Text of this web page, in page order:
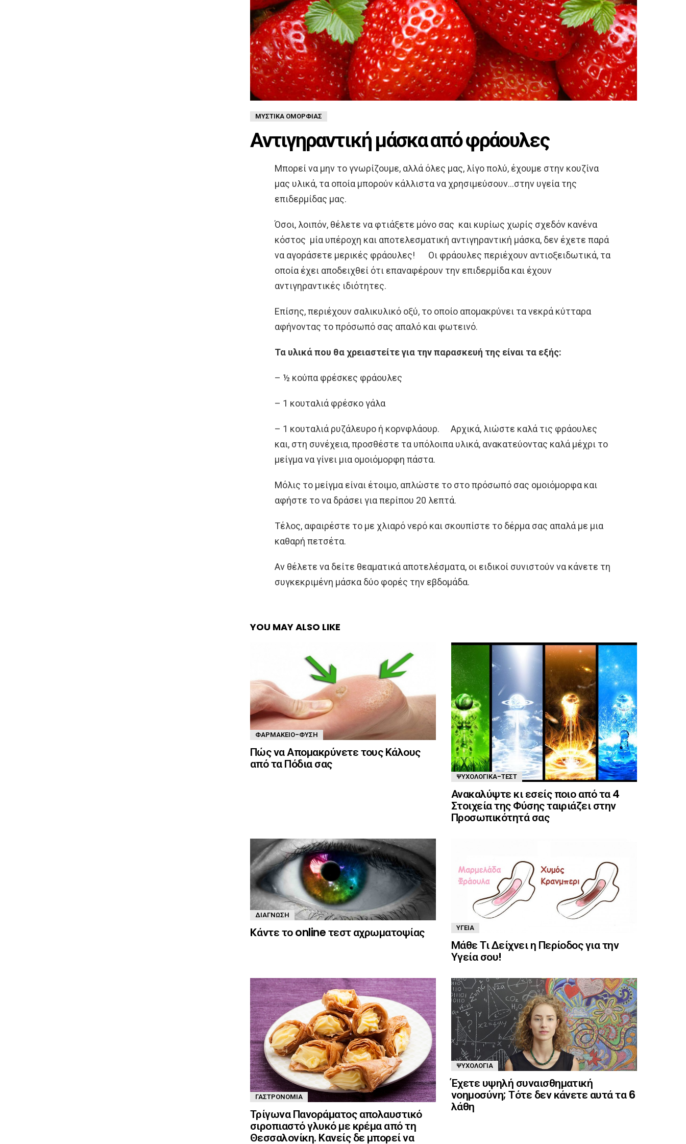
ΜΥΣΤΙΚΆ ΟΜΟΡΦΙΆΣ
Αντιγηραντική μάσκα από φράουλες
Μπορεί να μην το γνωρίζουμε, αλλά όλες μας, λίγο πολύ, έχουμε στην κουζίνα
μας υλικά, τα οποία μπορούν κάλλιστα να χρησιμεύσουν…στην υγεία της
επιδερμίδας μας.
Όσοι, λοιπόν, θέλετε να φτιάξετε μόνο σας και κυρίως χωρίς σχεδόν κανένα
κόστος μία υπέροχη και αποτελεσματική αντιγηραντική μάσκα, δεν έχετε παρά
να αγοράσετε μερικές φράουλες! Οι φράουλες περιέχουν αντιοξειδωτικά, τα
οποία έχει αποδειχθεί ότι επαναφέρουν την επιδερμίδα και έχουν
αντιγηραντικές ιδιότητες.
Επίσης, περιέχουν σαλικυλικό οξύ, το οποίο απομακρύνει τα νεκρά κύτταρα
αφήνοντας το πρόσωπό σας απαλό και φωτεινό.
Τα υλικά που θα χρειαστείτε για την παρασκευή της είναι τα εξής:
– ½ κούπα φρέσκες φράουλες
– 1 κουταλιά φρέσκο γάλα
– 1 κουταλιά ρυζάλευρο ή κορνφλάουρ. Αρχικά, λιώστε καλά τις φράουλες
και, στη συνέχεια, προσθέστε τα υπόλοιπα υλικά, ανακατεύοντας καλά μέχρι το
μείγμα να γίνει μια ομοιόμορφη πάστα.
Μόλις το μείγμα είναι έτοιμο, απλώστε το στο πρόσωπό σας ομοιόμορφα και
αφήστε το να δράσει για περίπου 20 λεπτά.
Τέλος, αφαιρέστε το με χλιαρό νερό και σκουπίστε το δέρμα σας απαλά με μια
καθαρή πετσέτα.
Αν θέλετε να δείτε θεαματικά αποτελέσματα, οι ειδικοί συνιστούν να κάνετε τη
συγκεκριμένη μάσκα δύο φορές την εβδομάδα.
YOU MAY ALSO LIKE
ΦΑΡΜΑΚΕΊΟ-ΦΎΣΗ
Πώς να Απομακρύνετε τους Κάλους
από τα Πόδια σας
ΨΥΧΟΛΟΓΙΚΆ-ΤΈΣΤ
Ανακαλύψτε κι εσείς ποιο από τα 4
Στοιχεία της Φύσης ταιριάζει στην
Προσωπικότητά σας
ΔΙΆΓΝΩΣΗ
Kάντε το online τεστ αχρωματοψίας ΥΓΕΊΑ
Μάθε Τι Δείχνει η Περίοδος για την
Υγεία σου!
ΓΑΣΤΡΟΝΟΜΊΑ
Τρίγωνα Πανοράματος απολαυστικό
σιροπιαστό γλυκό με κρέμα από τη
Θεσσαλονίκη. Κανείς δε μπορεί να
ΨΥΧΟΛΟΓΊΑ
Έχετε υψηλή συναισθηματική
νοημοσύνη; Τότε δεν κάνετε αυτά τα 6
λάθη